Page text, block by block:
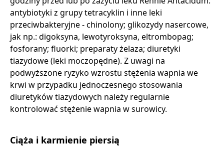
antybiotyki z grupy tetracyklin i inne leki
przeciwbakteryjne - chinolony; glikozydy nasercowe,
jak np.: digoksyna, lewotyroksyna, eltrombopag;
fosforany; fluorki; preparaty żelaza; diuretyki
tiazydowe (leki moczopędne). Z uwagi na
podwyższone ryzyko wzrostu stężenia wapnia we
krwi w przypadku jednoczesnego stosowania
diuretyków tiazydowych należy regularnie
kontrolować stężenie wapnia w surowicy.
Ciąża i karmienie piersią